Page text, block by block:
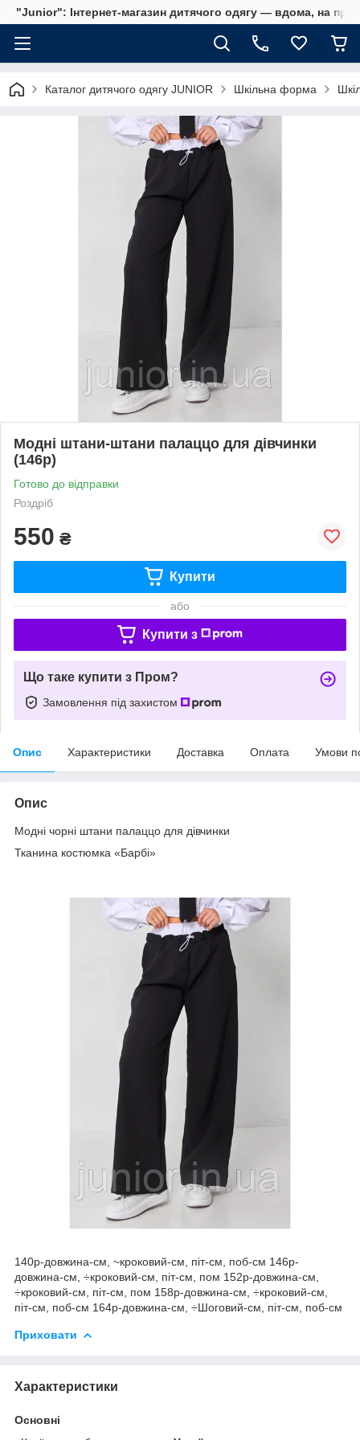
"Junior": Інтернет-магазин дитячого одягу — вдома, на
Каталог дитячого одягу JUNIOR Шкільна форма
Модні штани-штани палаццо для дівчинки
(146р)
Готово до відправки
Роздріб
550 ₴
Купити
або
Купити з
Що таке купити з Пром?
Замовлення під захистом
Опис Характеристики Доставка Оплата Умови
Опис
Модні чорні штани палаццо для дівчинки
Тканина костюмка «Барбі»
140р-довжина-см, ~кроковий-см, піт-см, поб-см 146р-
довжина-см, ÷кроковий-см, піт-см, пом 152р-довжина-см,
÷кроковий-см, піт-см, пом 158р-довжина-см, ÷кроковий-см,
піт-см, поб-см 164р-довжина-см, ÷Шоговий-см, піт-см, поб-см
Приховати
Характеристики
Основні